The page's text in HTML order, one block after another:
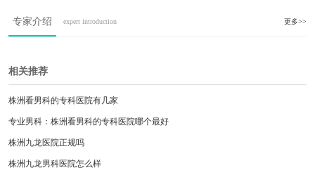
专家介绍 expert introduction 更多>>
相关推荐
株洲看男科的专科医院有几家
专业男科：株洲看男科的专科医院哪个最好
株洲九龙医院正规吗
株洲九龙男科医院怎么样